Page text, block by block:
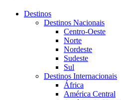
Destinos
Destinos Nacionais
Centro-Oeste
Norte
Nordeste
Sudeste
Sul
Destinos Internacionais
África
América Central